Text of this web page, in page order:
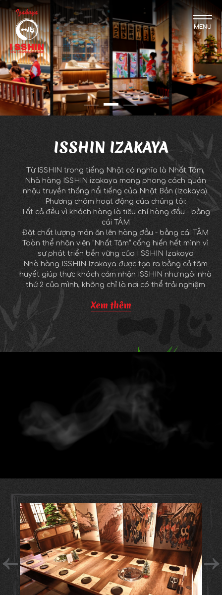
MENU
ISSHIN IZAKAYA
Từ ISSHIN trong tiếng Nhật có nghĩa là Nhất Tâm,
Nhà hàng ISSHIN izakaya mang phong cách quán
nhậu truyền thống nổi tiếng của Nhật Bản (Izakaya).
Phương châm hoạt động của chúng tôi:
Tất cả đều vì khách hàng là tiêu chí hàng đầu - bằng
cái TÂM
Đặt chất lượng món ăn lên hàng đầu - bằng cái TÂM
Toàn thể nhân viên “Nhất Tâm” cống hiến hết mình vì
sự phát triển bền vững của I SSHIN Izakaya
Nhà hàng ISSHIN Izakaya được tạo ra bằng cả tâm
huyết giúp thực khách cảm nhận ISSHIN như ngôi nhà
thứ 2 của mình, không chỉ là nơi có thể trải nghiệm
những bữa ăn ngon, ấm cúng bên gia đình mà còn là
nơi hẹn hò lý tưởng của các cặp đôi, là nơi bạn bè tụ
họp trong không gian đầy ấp tiếng cười.
Xem thêm